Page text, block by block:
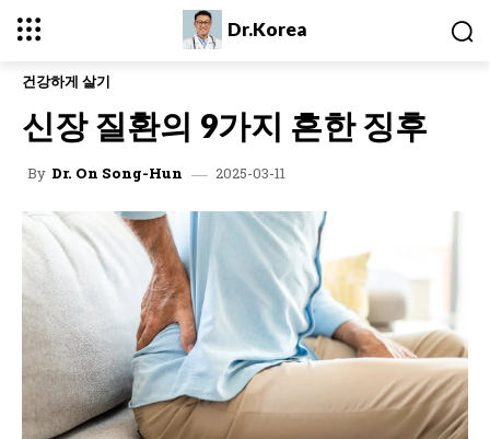
Dr.Korea
건강하게 살기
신장 질환의 9가지 흔한 징후
By Dr. On Song-Hun 2025-03-11